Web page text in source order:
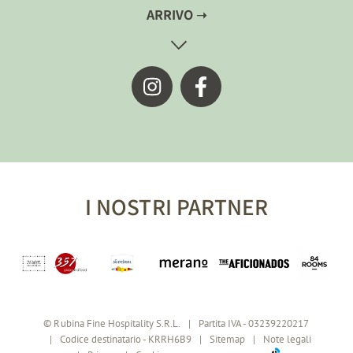
Servizio bevande nella struttura
Vista sulla montagna
TV via satellite e Pay TV
Edificio di vecchia costruzione
Riscaldamento
ARRIVO ➝
I NOSTRI PARTNER
© Rubina Fine Hospitality S.R.L.
Partita IVA - 03239220217
Codice destinatario - KRRH6B9
Sitemap
Note legali